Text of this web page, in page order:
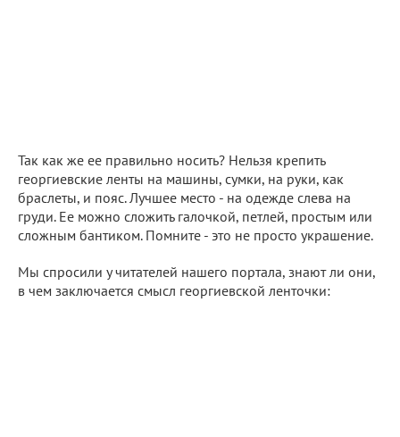
Так как же ее правильно носить? Нельзя крепить
георгиевские ленты на машины, сумки, на руки, как
браслеты, и пояс. Лучшее место - на одежде слева на
груди. Ее можно сложить галочкой, петлей, простым или
сложным бантиком. Помните - это не просто украшение.
Мы спросили у читателей нашего портала, знают ли они,
в чем заключается смысл георгиевской ленточки: